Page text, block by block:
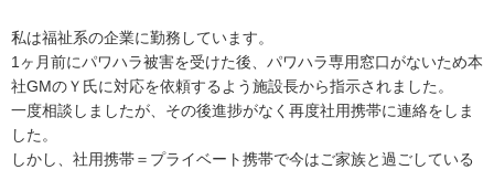
私は福祉系の企業に勤務しています。
1ヶ月前にパワハラ被害を受けた後、パワハラ専用窓口がないため本
社GMのＹ氏に対応を依頼するよう施設長から指示されました。
一度相談しましたが、その後進捗がなく再度社用携帯に連絡をしま
した。
しかし、社用携帯＝プライベート携帯で今はご家族と過ごしている